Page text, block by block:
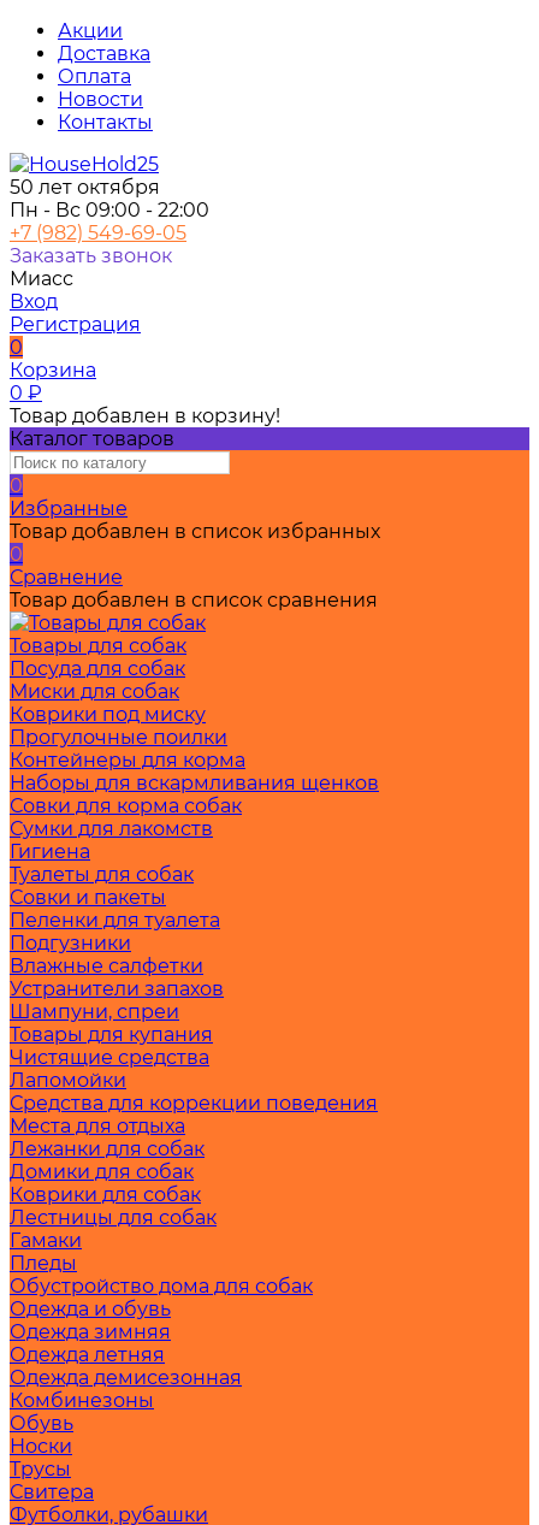
Акции
Доставка
Оплата
Новости
Контакты
50 лет октября
Пн - Вс 09:00 - 22:00
+7 (982) 549-69-05
Заказать звонок
Миасс
Вход
Регистрация
0
Корзина
0 ₽
Товар добавлен в корзину!
Каталог товаров
0
Избранные
Товар добавлен в список избранных
0
Сравнение
Товар добавлен в список сравнения
Товары для собак
Посуда для собак
Миски для собак
Коврики под миску
Прогулочные поилки
Контейнеры для корма
Наборы для вскармливания щенков
Совки для корма собак
Сумки для лакомств
Гигиена
Туалеты для собак
Совки и пакеты
Пеленки для туалета
Подгузники
Влажные салфетки
Устранители запахов
Шампуни, спреи
Товары для купания
Чистящие средства
Лапомойки
Средства для коррекции поведения
Места для отдыха
Лежанки для собак
Домики для собак
Коврики для собак
Лестницы для собак
Гамаки
Пледы
Обустройство дома для собак
Одежда и обувь
Одежда зимняя
Одежда летняя
Одежда демисезонная
Комбинезоны
Обувь
Носки
Трусы
Свитера
Футболки, рубашки